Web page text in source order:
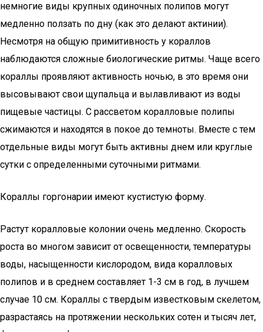
немногие виды крупных одиночных полипов могут
медленно ползать по дну (как это делают актинии).
Несмотря на общую примитивность у кораллов
наблюдаются сложные биологические ритмы. Чаще всего
кораллы проявляют активность ночью, в это время они
высовывают свои щупальца и вылавливают из воды
пищевые частицы. С рассветом коралловые полипы
сжимаются и находятся в покое до темноты. Вместе с тем
отдельные виды могут быть активны днем или круглые
сутки с определенными суточными ритмами.
Кораллы горгонарии имеют кустистую форму.
Растут коралловые колонии очень медленно. Скорость
роста во многом зависит от освещенности, температуры
воды, насыщенности кислородом, вида коралловых
полипов и в среднем составляет 1-3 см в год, в лучшем
случае 10 см. Кораллы с твердым известковым скелетом,
разрастаясь на протяжении нескольких сотен и тысяч лет,